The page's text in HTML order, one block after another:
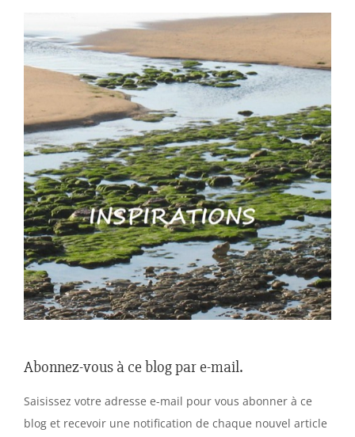
Abonnez-vous à ce blog par e-mail.
Saisissez votre adresse e-mail pour vous abonner à ce
blog et recevoir une notification de chaque nouvel article